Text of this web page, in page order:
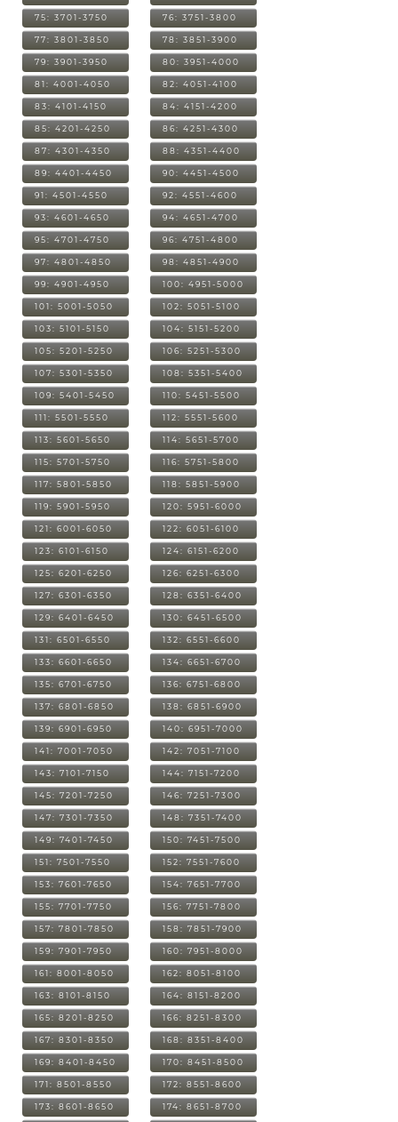
75: 3701-3750 76: 3751-3800
77: 3801-3850 78: 3851-3900
79: 3901-3950 80: 3951-4000
81: 4001-4050 82: 4051-4100
83: 4101-4150 84: 4151-4200
85: 4201-4250 86: 4251-4300
87: 4301-4350 88: 4351-4400
89: 4401-4450 90: 4451-4500
91: 4501-4550 92: 4551-4600
93: 4601-4650 94: 4651-4700
95: 4701-4750 96: 4751-4800
97: 4801-4850 98: 4851-4900
99: 4901-4950 100: 4951-5000
101: 5001-5050 102: 5051-5100
103: 5101-5150 104: 5151-5200
105: 5201-5250 106: 5251-5300
107: 5301-5350 108: 5351-5400
109: 5401-5450 110: 5451-5500
111: 5501-5550 112: 5551-5600
113: 5601-5650 114: 5651-5700
115: 5701-5750 116: 5751-5800
117: 5801-5850 118: 5851-5900
119: 5901-5950 120: 5951-6000
121: 6001-6050 122: 6051-6100
123: 6101-6150 124: 6151-6200
125: 6201-6250 126: 6251-6300
127: 6301-6350 128: 6351-6400
129: 6401-6450 130: 6451-6500
131: 6501-6550 132: 6551-6600
133: 6601-6650 134: 6651-6700
135: 6701-6750 136: 6751-6800
137: 6801-6850 138: 6851-6900
139: 6901-6950 140: 6951-7000
141: 7001-7050 142: 7051-7100
143: 7101-7150 144: 7151-7200
145: 7201-7250 146: 7251-7300
147: 7301-7350 148: 7351-7400
149: 7401-7450 150: 7451-7500
151: 7501-7550 152: 7551-7600
153: 7601-7650 154: 7651-7700
155: 7701-7750 156: 7751-7800
157: 7801-7850 158: 7851-7900
159: 7901-7950 160: 7951-8000
161: 8001-8050 162: 8051-8100
163: 8101-8150 164: 8151-8200
165: 8201-8250 166: 8251-8300
167: 8301-8350 168: 8351-8400
169: 8401-8450 170: 8451-8500
171: 8501-8550 172: 8551-8600
173: 8601-8650 174: 8651-8700